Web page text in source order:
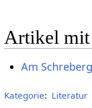
Artikel mit
Am
Kategorie: Literatur